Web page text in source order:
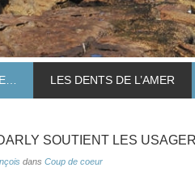
LES DENTS DE L’AMER
SOUTIENT LES
dans Coup de coeur